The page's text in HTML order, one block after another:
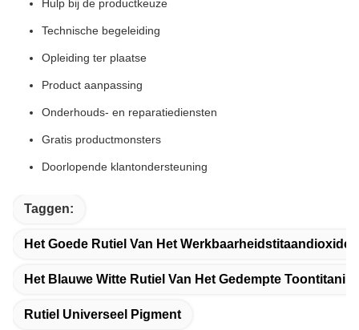
Hulp bij de productkeuze
Technische begeleiding
Opleiding ter plaatse
Product aanpassing
Onderhouds- en reparatiediensten
Gratis productmonsters
Doorlopende klantondersteuning
Taggen:
Het Goede Rutiel Van Het Werkbaarheidstitaandioxide
Het Blauwe Witte Rutiel Van Het Gedempte
Rutiel Universeel Pigment